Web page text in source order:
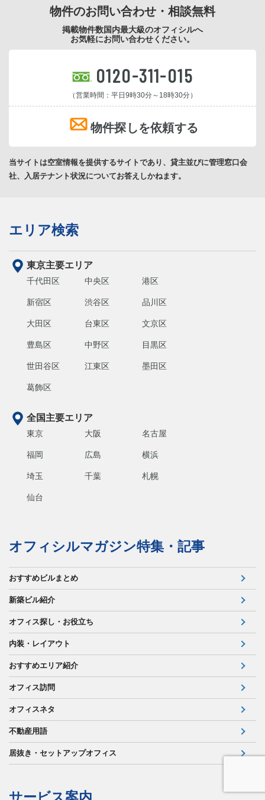
物件のお問い合わせ・相談無料
掲載物件数国内最大級のオフィシルへ
お気軽にお問い合わせください。
0120-311-015
（営業時間：平日9時30分～18時30分）
物件探しを依頼する
当サイトは空室情報を提供するサイトであり、貸主並びに管理窓口会
社、入居テナント状況についてお答えしかねます。
エリア検索
東京主要エリア
千代田区 中央区 港区
新宿区 渋谷区 品川区
大田区 台東区 文京区
豊島区 中野区 目黒区
世田谷区 江東区 墨田区
葛飾区
全国主要エリア
東京 大阪 名古屋
福岡 広島 横浜
埼玉 千葉 札幌
仙台
オフィシルマガジン特集・記事
おすすめビルまとめ
新築ビル紹介
オフィス探し・お役立ち
内装・レイアウト
おすすめエリア紹介
オフィス訪問
オフィスネタ
不動産用語
居抜き・セットアップオフィス
サービス案内